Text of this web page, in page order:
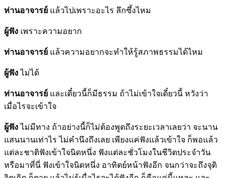
ท่านอาจารย์ แล้วไปเพราะอะไร ลึกซึ้งไหม
ผู้ฟัง เพราะความอยาก
ท่านอาจารย์ แล้วความอยากจะทำให้รู้สภาพธรรมได้ไหม
ผู้ฟังไม่ได้
ท่านอาจารย์ และเดี๋ยวนี้ก็มีธรรม ถ้าไม่เข้าใจเดี๋ยวนี้ หวังว่า
เมื่อไรจะเข้าใจ
ผู้ฟังไม่มีทาง ถ้าอย่างนี้ก็ไม่ต้องพูดถึงระยะเวลาเลยว่า จะนาน
แสนนานเท่าไร ไม่คำนึงถึงเลย เพียงแค่ฟังแล้วเข้าใจ ก็พอแล้ว
แต่ละชาติฟังเข้าใจนิดหนึ่ง ฟังแต่ละชั่วโมงในชีวิตประจำวัน
หรือมาที่นี่ ฟังเข้าใจนิดหนึ่ง อาทิตย์หน้าฟังอีก จนกว่าจะถึงจุติ